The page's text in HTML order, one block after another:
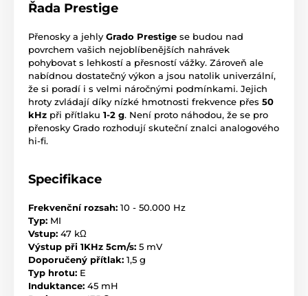
Řada Prestige
Přenosky a jehly Grado Prestige se budou nad
povrchem vašich nejoblíbenějších nahrávek
pohybovat s lehkostí a přesností vážky. Zároveň ale
nabídnou dostatečný výkon a jsou natolik univerzální,
že si poradí i s velmi náročnými podmínkami. Jejich
hroty zvládají díky nízké hmotnosti frekvence přes 50
kHz při přítlaku 1-2 g. Není proto náhodou, že se pro
přenosky Grado rozhodují skuteční znalci analogového
hi-fi.
Specifikace
Frekvenční rozsah: 10 - 50.000 Hz
Typ: MI
Vstup: 47 kΩ
Výstup při 1KHz 5cm/s: 5 mV
Doporučený přítlak: 1,5 g
Typ hrotu: E
Induktance: 45 mH